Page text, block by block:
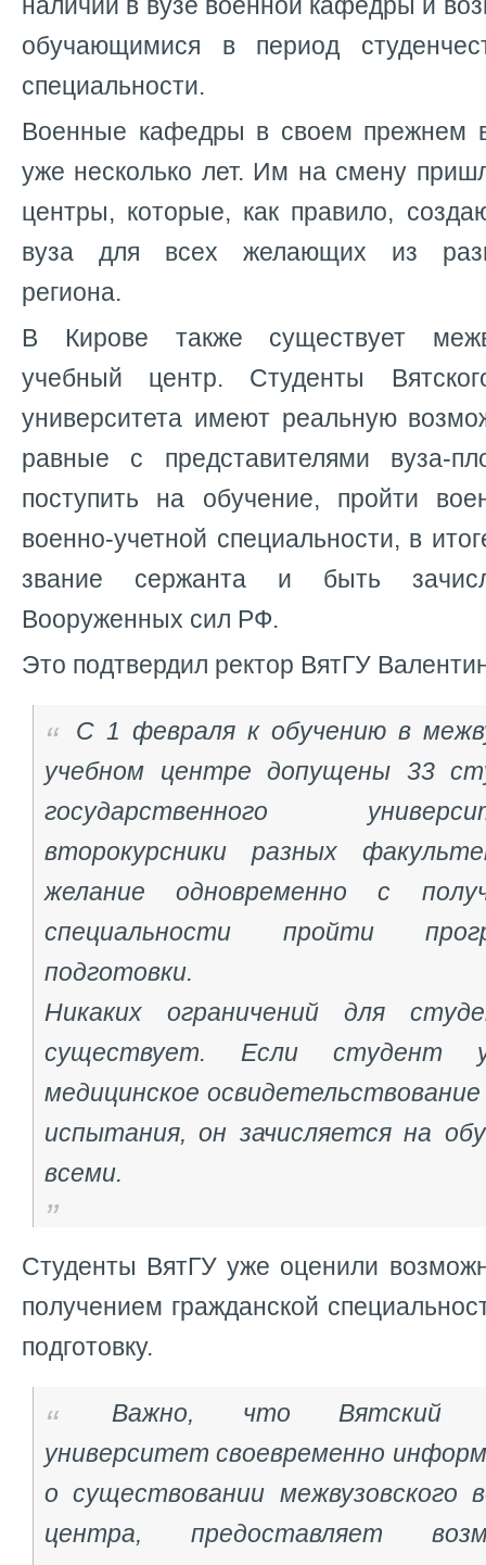
обучающимися в период
специальности.
Военные кафедры в своем прежнем
уже несколько лет. Им на смену
центры, которые, как правило,
вуза для всех желающих из
региона.
В Кирове также существует
учебный центр. Студенты
университета имеют реальную
равные с представителями вуза-
поступить на обучение, пройти
военно-учетной специальности, в
звание сержанта и быть
Вооруженных сил РФ.
Это подтвердил ректор ВятГУ
С 1 февраля к обучению в
учебном центре допущены 33
государственного
второкурсники разных
желание одновременно с
специальности пройти
подготовки.
Никаких ограничений для
существует. Если студент
медицинское
испытания, он зачисляется на
всеми.
Студенты ВятГУ уже оценили
получением гражданской
подготовку.
Важно, что Вятский
университет своевременно
о существовании межвузовского
центра, предоставляет